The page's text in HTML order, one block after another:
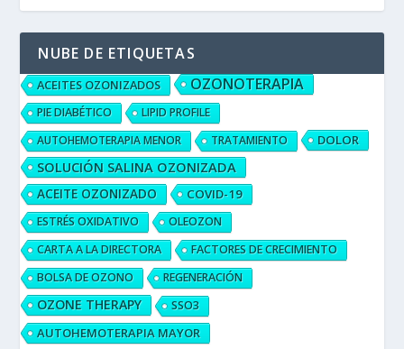
NUBE DE ETIQUETAS
ACEITES OZONIZADOS OZONOTERAPIA
PIE DIABÉTICO
LIPID PROFILE
AUTOHEMOTERAPIA MENOR
TRATAMIENTO DOLOR
SOLUCIÓN SALINA OZONIZADA
ACEITE OZONIZADO COVID-19
ESTRÉS OXIDATIVO
OLEOZON
CARTA A LA DIRECTORA
FACTORES DE CRECIMIENTO
BOLSA DE OZONO
REGENERACIÓN
OZONE THERAPY SSO3
AUTOHEMOTERAPIA MAYOR